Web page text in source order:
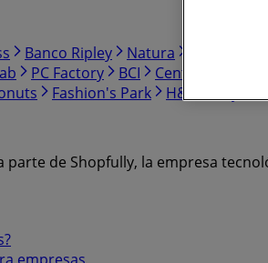
Banco Ripley Natura
PC Factory BCI Central Mayorista
Fashion's Park H&M
parte de Shopfully, la empresa